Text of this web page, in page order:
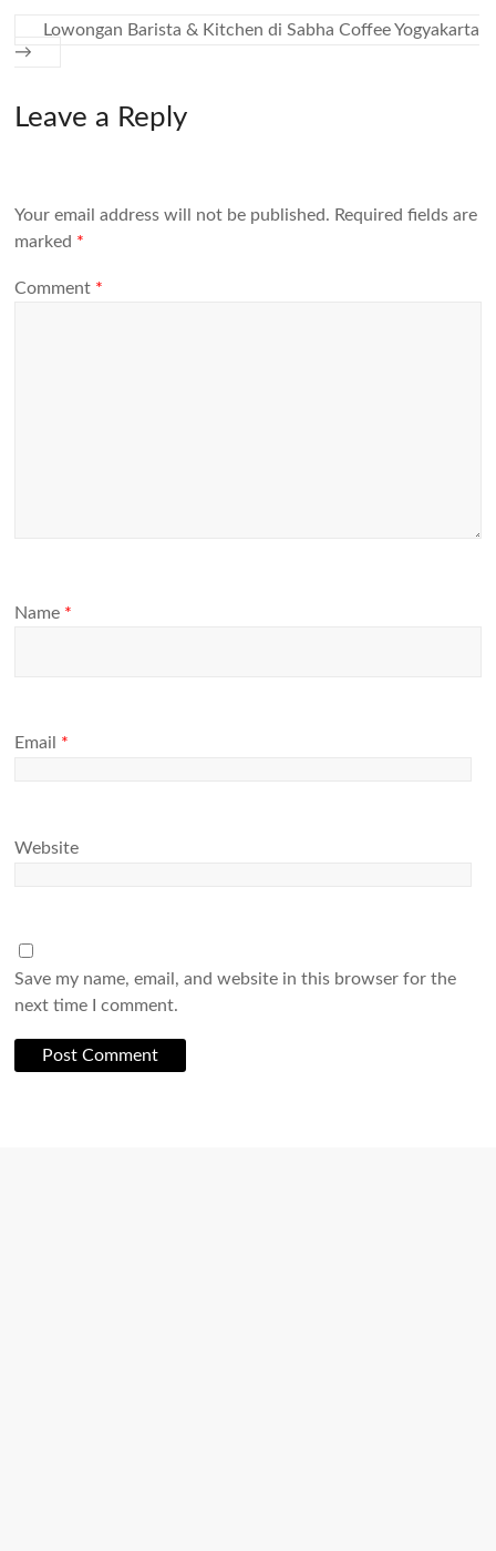
Lowongan Barista & Kitchen di Sabha Coffee Yogyakarta
→
Leave a Reply
Your email address will not be published. Required fields are
marked *
Comment *
Name *
Email *
Website
Save my name, email, and website in this browser for the
next time I comment.